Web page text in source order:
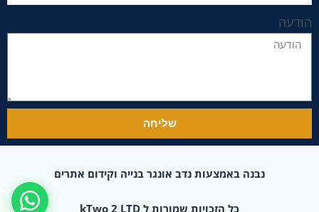
הודעה
שליחה
נבנה באמצעות נדב אונגר בנייה וקידום אתרים
כל הזכויות שמורות ל kTwo 2 LTD